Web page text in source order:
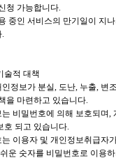
청 가능합니다.
중인 서비스의 만기일이 지
술적 대책
정보가 분실, 도난, 누출, 변
을 마련하고 있습니다.
비밀번호에 의해 보호되며,
호 되고 있습니다.
이용자 및 개인정보취급자
운 숫자를 비밀 번호로 이용